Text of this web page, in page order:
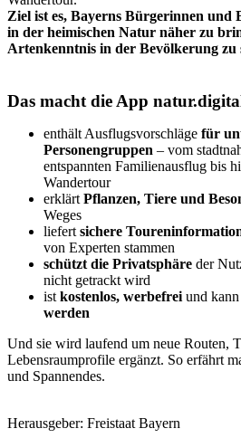
Ziel ist es, Bayerns Bürgerinnen und
in der heimischen Natur näher zu
Artenkenntnis in der Bevölkerung zu
Das macht die App
enthält Ausflugsvorschläge für
Personengruppen – vom
entspannten Familienausflug bis
Wandertour
erklärt Pflanzen, Tiere und
Weges
liefert sichere
von Experten stammen
schützt die Privatsphäre der
nicht getrackt wird
ist kostenlos, werbefrei und kann
werden
Und sie wird laufend um neue Routen,
Lebensraumprofile ergänzt. So erfährt
und Spannendes.
Herausgeber: Freistaat Bayern